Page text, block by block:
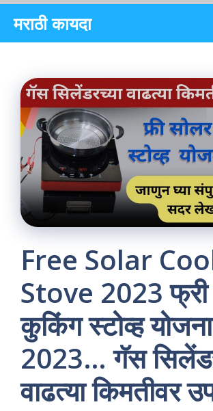
content
मराठी कायदा
Free Solar
Stove 2023 फ्री
कुकिंग स्टोव्ह योजना
2023… गॅस
वाढत्या किमतीवर